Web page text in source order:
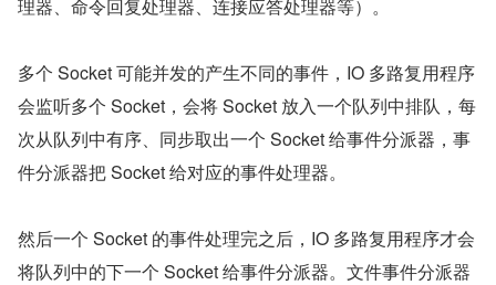
理器、命令回复处理器、连接应答处理器等）。
多个 Socket 可能并发的产生不同的事件，IO 多路复用程序
会监听多个 Socket，会将 Socket 放入一个队列中排队，每
次从队列中有序、同步取出一个 Socket 给事件分派器，事
件分派器把 Socket 给对应的事件处理器。
然后一个 Socket 的事件处理完之后，IO 多路复用程序才会
将队列中的下一个 Socket 给事件分派器。文件事件分派器